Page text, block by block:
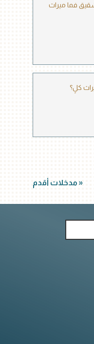
فما ميراث
كلٍ؟
« مدخلات أقدم